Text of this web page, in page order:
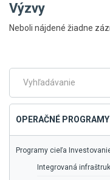
Výzvy
Neboli nájdené žiadne
Fulltextové
OPERAČNÉ PROGRAMY
Programy cieľa
Integrovaná